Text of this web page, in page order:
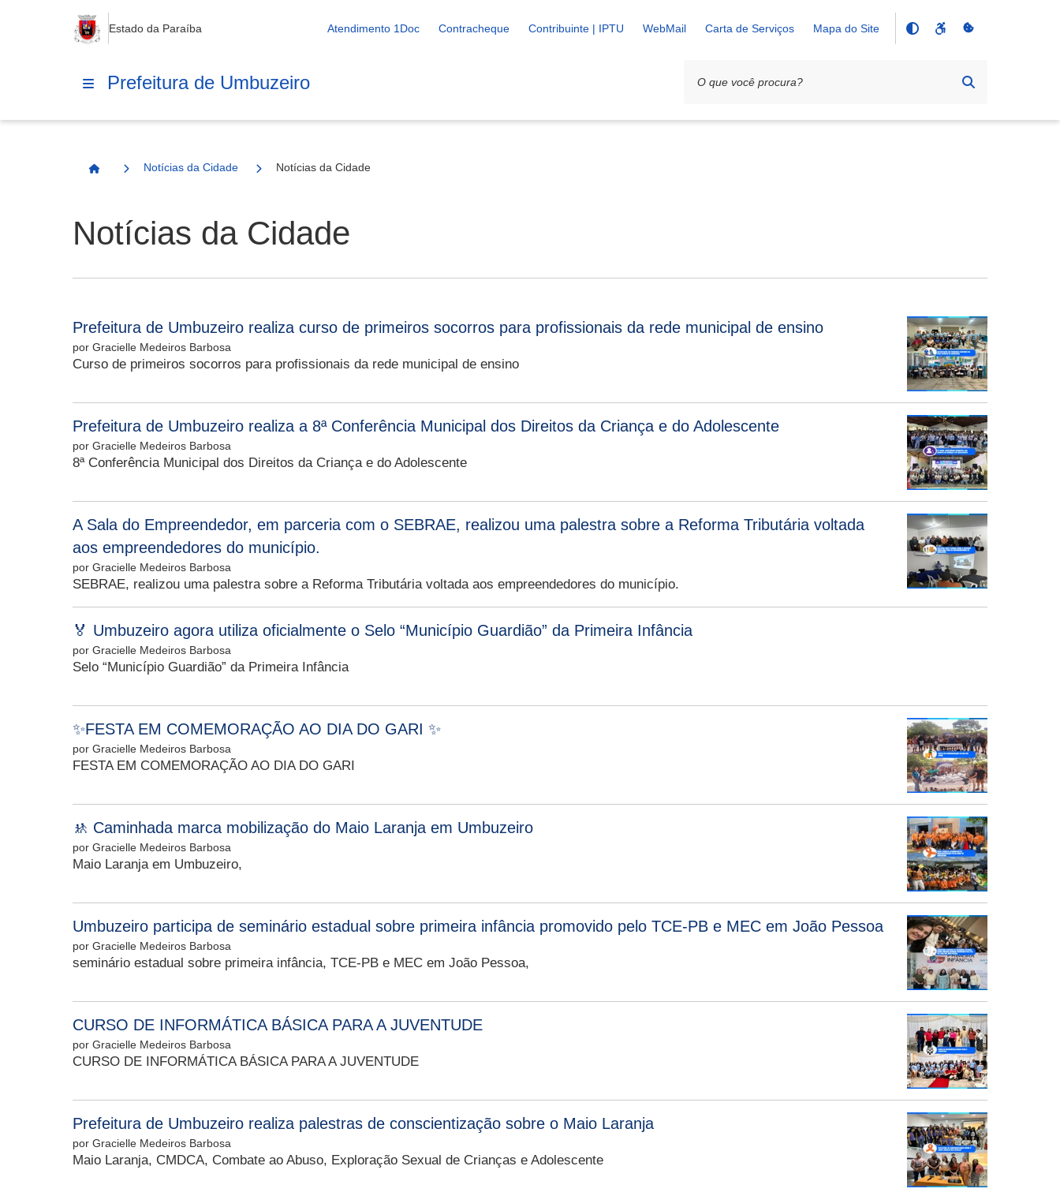
Estado da Paraíba Atendimento 1Doc Contracheque Contribuinte | IPTU WebMail Carta de Serviços Mapa do Site
Prefeitura de Umbuzeiro
Página Inicial
Notícias da Cidade Notícias da Cidade
Notícias da Cidade
Prefeitura de Umbuzeiro realiza curso de primeiros socorros para profissionais da rede municipal de ensino
por Gracielle Medeiros Barbosa
Curso de primeiros socorros para profissionais da rede municipal de ensino
Prefeitura de Umbuzeiro realiza a 8ª Conferência Municipal dos Direitos da Criança e do Adolescente
por Gracielle Medeiros Barbosa
8ª Conferência Municipal dos Direitos da Criança e do Adolescente
A Sala do Empreendedor, em parceria com o SEBRAE, realizou uma palestra sobre a Reforma Tributária voltada
aos empreendedores do município.
por Gracielle Medeiros Barbosa
SEBRAE, realizou uma palestra sobre a Reforma Tributária voltada aos empreendedores do município.
🏅 Umbuzeiro agora utiliza oficialmente o Selo “Município Guardião” da Primeira Infância
por Gracielle Medeiros Barbosa
Selo “Município Guardião” da Primeira Infância
✨FESTA EM COMEMORAÇÃO AO DIA DO GARI ✨
por Gracielle Medeiros Barbosa
FESTA EM COMEMORAÇÃO AO DIA DO GARI
🚸 Caminhada marca mobilização do Maio Laranja em Umbuzeiro
por Gracielle Medeiros Barbosa
Maio Laranja em Umbuzeiro,
Umbuzeiro participa de seminário estadual sobre primeira infância promovido pelo TCE-PB e MEC em João Pessoa
por Gracielle Medeiros Barbosa
seminário estadual sobre primeira infância, TCE-PB e MEC em João Pessoa,
CURSO DE INFORMÁTICA BÁSICA PARA A JUVENTUDE
por Gracielle Medeiros Barbosa
CURSO DE INFORMÁTICA BÁSICA PARA A JUVENTUDE
Prefeitura de Umbuzeiro realiza palestras de conscientização sobre o Maio Laranja
por Gracielle Medeiros Barbosa
Maio Laranja, CMDCA, Combate ao Abuso, Exploração Sexual de Crianças e Adolescente